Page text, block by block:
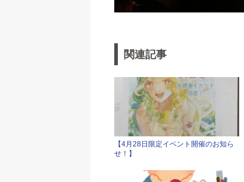
関連記事
【4月28日限定イベント開催のお知ら
せ！】